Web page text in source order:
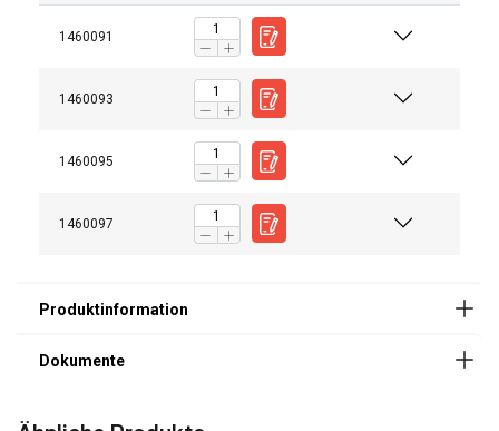
1460091
1460093
1460095
1460097
Bedienungsanleitung
Catalogus_duits_neutraal_PRINT 79.pdf